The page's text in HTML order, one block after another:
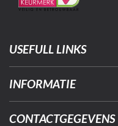
USEFULL LINKS
INFORMATIE
CONTACTGEGEVENS